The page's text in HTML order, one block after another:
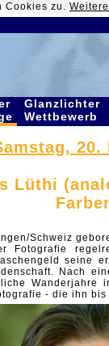
Cookies zu.
Glanzlichter
Wettbewerb
20.
Lüthi
Schweiz
Fotografie
seine
Nach
Wanderjahre
- die ihn bis